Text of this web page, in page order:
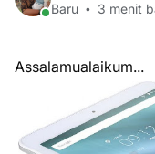
Baru
3 menit
Assalamualaikum...